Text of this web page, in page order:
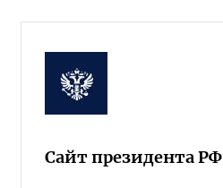
Сайт президента РФ